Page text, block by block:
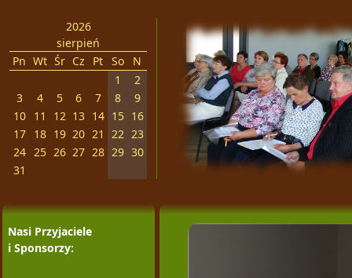
2026
sierpień
Pn Wt Śr Cz Pt So
N
1
2
3
4 5 6 7 8
9
10
11 12 13 14 15 16
17
18 19 20 21 22 23
24
25 26 27 28 29 30
31
Nasi Przyjaciele
i Sponsorzy: